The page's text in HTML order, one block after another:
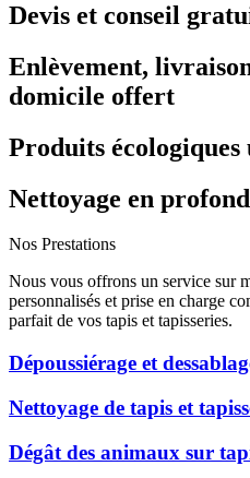
Devis et conseil
Enlèvement,
domicile offert
Produits écologiques
Nettoyage en
Nos Prestations
Nous vous offrons un service sur
personnalisés et prise en charge
parfait de vos tapis et tapisseries.
Dépoussiérage et
Nettoyage de tapis et
Dégât des animaux sur